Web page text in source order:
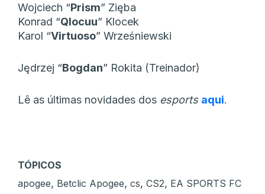
Wojciech “Prism” Zięba
Konrad “Qlocuu” Klocek
Karol “Virtuoso” Wrześniewski
Jędrzej “Bogdan” Rokita (Treinador)
Lê as últimas novidades dos esports aqui.
TÓPICOS
apogee, Betclic Apogee, cs, CS2, EA SPORTS FC